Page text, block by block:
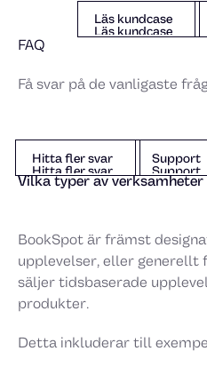
Läs kundcase
Läs kundcase
Läs kundcase
FAQ
Få svar på de vanligaste
Hitta fler svar
Hitta fler svar
Hitta fler svar
Support
Support
Support
Vilka typer av
BookSpot är främst
upplevelser, eller generellt
säljer tidsbaserade
produkter.
Detta inkluderar till